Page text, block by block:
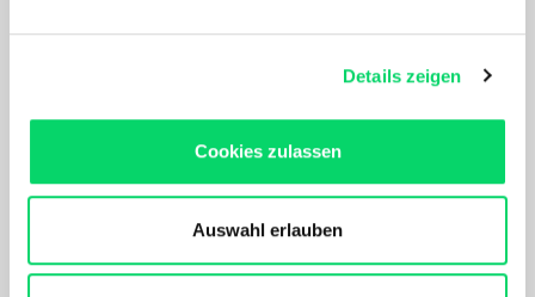
Produkten und Inhalten.
Unser Online Angebot sowie die Funktionalität und
Performance unserer Website wird kontinuierlich für Dich
Bergspezl verwendet Cookies, um Inhalte und Anzeigen
Details zeigen
Cookies zulassen
Auswahl erlauben
49,99 € 39,99 €